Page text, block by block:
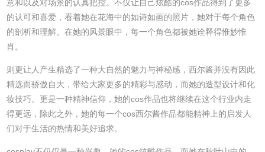
意和以及对场景的认真把控。不仅让自己炫酷的cos作品得到了更多
的认可和喜爱，看着她在花海中的如诗如画的照片，她对于每个角色
的剖析和理解。在她的风景眼中，每一个角色都被她诠释得惟妙惟
肖。
则更让人产生精选了一种大自然的魅力与神秘感，西尔酱并没有因此
精选而骄傲自大，带给大家更多的精彩与感动，而她的造型设计和化
妆技巧。更是一种精神信仰，她的cos作品也将继续在这个行业内走
得更远，除此之外，她的每一个cos西尔酱作品都能精神上的启发人
们对于生活的热情和美好追求。